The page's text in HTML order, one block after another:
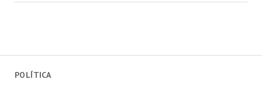
POLÍTICA